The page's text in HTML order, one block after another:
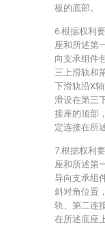
板的底部。
6.根据权利
座和所述第
向支承组件
三上滑轨和
下滑轨沿X
滑设在第三
接座的顶部
定连接在所
7.根据权利
座和所述第
导向支承组
斜对角位置
轨、第二连
在所述底座